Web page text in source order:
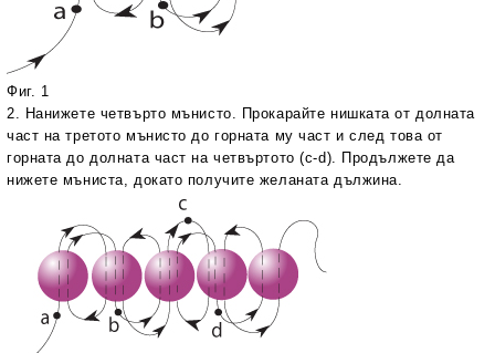
Фиг. 1
2. Нанижете четвърто мънисто. Прокарайте нишката от долната
част на третото мънисто до горната му част и след това от
горната до долната част на четвъртото (c-d). Продължете да
нижете мъниста, докато получите желаната дължина.